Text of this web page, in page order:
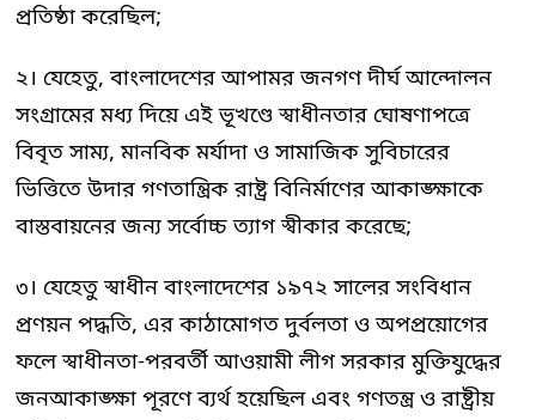
প্রতিষ্ঠা করেছিল;
২। যেহেতু, বাংলাদেশের আপামর জনগণ দীর্ঘ আন্দোলন
সংগ্রামের মধ্য দিয়ে এই ভূখণ্ডে স্বাধীনতার ঘোষণাপত্রে
বিবৃত সাম্য, মানবিক মর্যাদা ও সামাজিক সুবিচারের
ভিত্তিতে উদার গণতান্ত্রিক রাষ্ট্র বিনির্মাণের আকাঙ্ক্ষাকে
বাস্তবায়নের জন্য সর্বোচ্চ ত্যাগ স্বীকার করেছে;
৩। যেহেতু স্বাধীন বাংলাদেশের ১৯৭২ সালের সংবিধান
প্রণয়ন পদ্ধতি, এর কাঠামোগত দুর্বলতা ও অপপ্রয়োগের
ফলে স্বাধীনতা-পরবর্তী আওয়ামী লীগ সরকার মুক্তিযুদ্ধের
জনআকাঙ্ক্ষা পূরণে ব্যর্থ হয়েছিল এবং গণতন্ত্র ও রাষ্ট্রীয়